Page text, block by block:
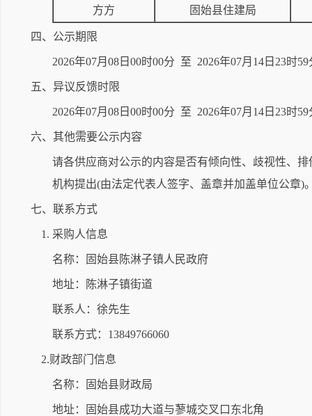
方方
固始县住建局
四、公示期限
2026年07月08日00时00分 至 2026年07月14日23时
五、异议反馈时限
2026年07月08日00时00分 至 2026年07月14日23时59
六、其他需要公示内容
请各供应商对公示的内容是否有倾向性、歧视性、
机构提出(由法定代表人签字、盖章并加盖单位公章)
七、联系方式
1. 采购人信息
名称：固始县陈淋子镇人民政府
地址：陈淋子镇街道
联系人：徐先生
联系方式：13849766060
2.财政部门信息
名称：固始县财政局
地址：固始县成功大道与蓼城交叉口东北角